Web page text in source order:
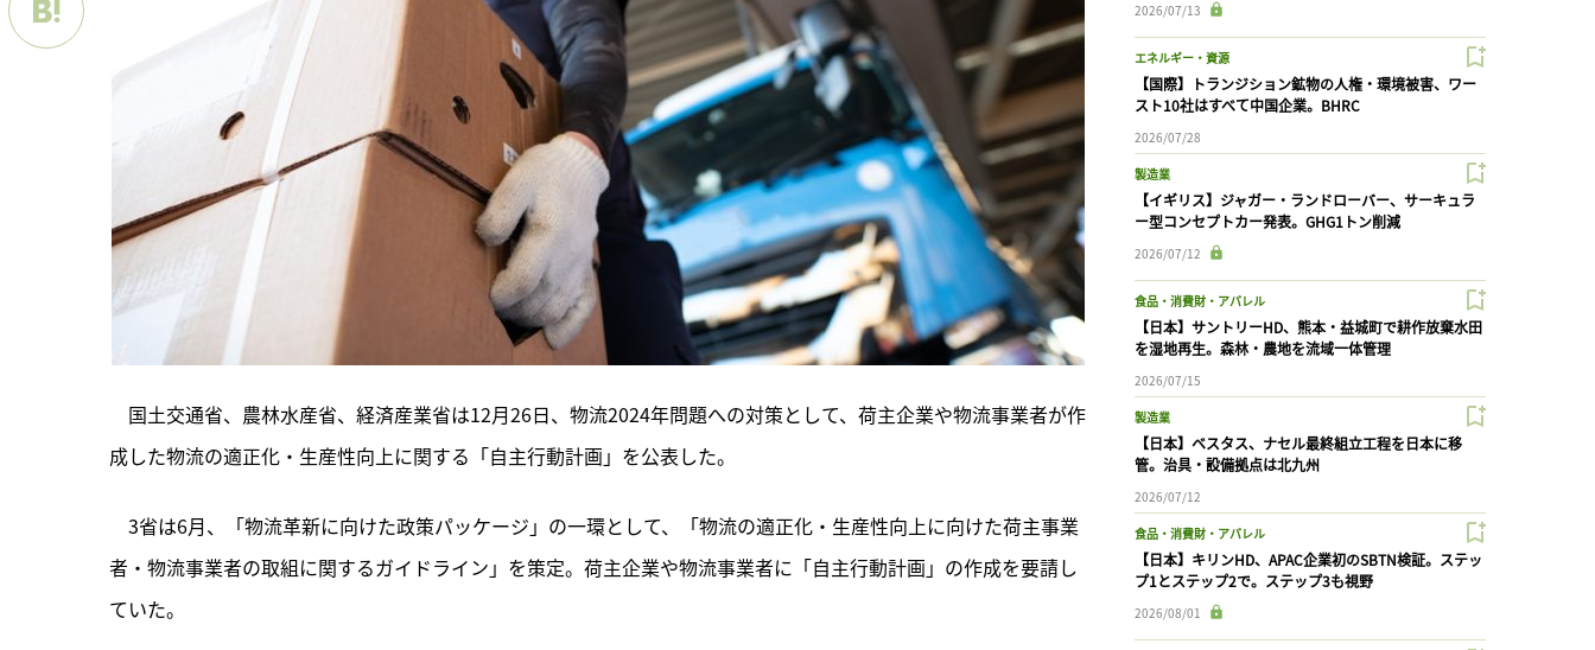
国土交通省、農林水産省、経済産業省は12月26日、物流2024年問題への対策として、荷主企業や物流事業者が作
成した物流の適正化・生産性向上に関する「自主行動計画」を公表した。
3省は6月、「物流革新に向けた政策パッケージ」の一環として、「物流の適正化・生産性向上に向けた荷主事業
者・物流事業者の取組に関するガイドライン」を策定。荷主企業や物流事業者に「自主行動計画」の作成を要請し
ていた。
2026/07/13
エネルギー・資源
【国際】トランジション鉱物の人権・環境被害、ワー
スト10社はすべて中国企業。BHRC
2026/07/28
製造業
【イギリス】ジャガー・ランドローバー、サーキュラ
ー型コンセプトカー発表。GHG1トン削減
2026/07/12
食品・消費財・アパレル
【日本】サントリーHD、熊本・益城町で耕作放棄水田
を湿地再生。森林・農地を流域一体管理
2026/07/15
製造業
【日本】ベスタス、ナセル最終組立工程を日本に移
管。治具・設備拠点は北九州
2026/07/12
食品・消費財・アパレル
【日本】キリンHD、APAC企業初のSBTN検証。ステッ
プ1とステップ2で。ステップ3も視野
2026/08/01